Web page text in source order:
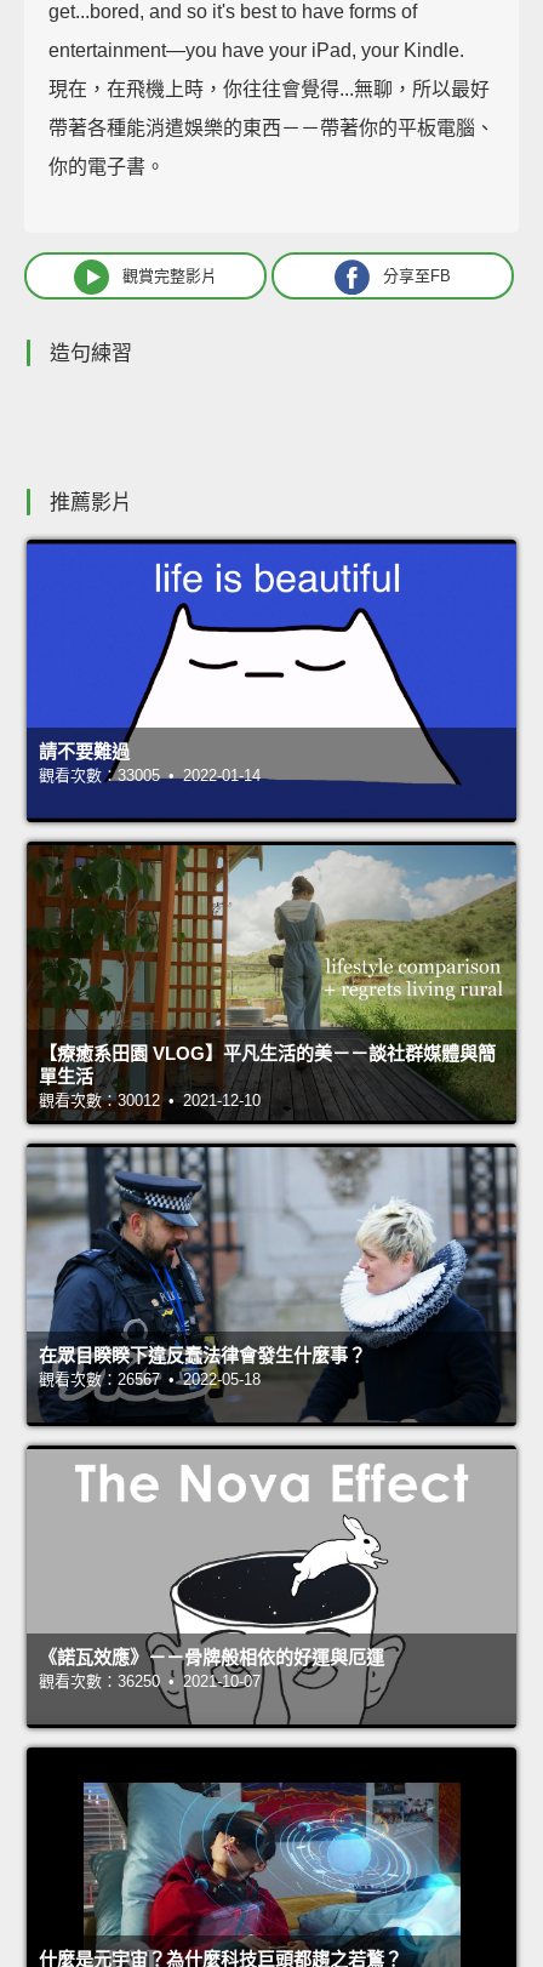
get...bored, and so it's best to have forms of
entertainment—you have your iPad, your Kindle.
現在，在飛機上時，你往往會覺得...無聊，所以最好
帶著各種能消遣娛樂的東西－－帶著你的平板電腦、
你的電子書。
觀賞完整影片 分享至FB
造句練習
推薦影片
請不要難過
觀看次數：33005 • 2022-01-14
【療癒系田園 VLOG】平凡生活的美－－談社群媒體與簡
單生活
觀看次數：30012 • 2021-12-10
在眾目睽睽下違反蠢法律會發生什麼事？
觀看次數：26567 • 2022-05-18
《諾瓦效應》－－骨牌般相依的好運與厄運
觀看次數：36250 • 2021-10-07
什麼是元宇宙？為什麼科技巨頭都趨之若鶩？